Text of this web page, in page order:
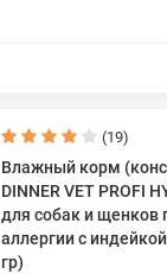
(19)
Влажный корм
DINNER VET PROFI
для собак и щенков
аллергии с
гр)